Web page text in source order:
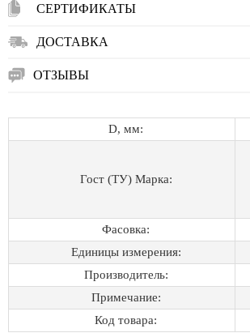
СЕРТИФИКАТЫ
ДОСТАВКА
ОТЗЫВЫ
D, мм:
Гост (ТУ) Марка:
Фасовка:
Единицы измерения:
Производитель:
Примечание:
Код товара: